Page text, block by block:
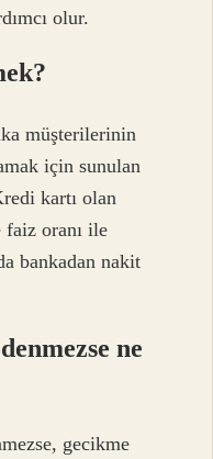
olur.
müşterilerinin
için sunulan
kartı olan
faiz oranı ile
bankadan nakit
ne
gecikme